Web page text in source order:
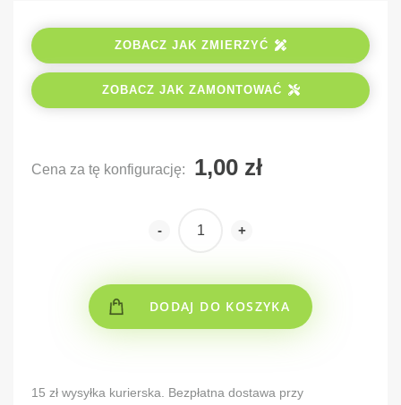
ZOBACZ JAK ZMIERZYĆ
ZOBACZ JAK ZAMONTOWAĆ
Cena za tę konfigurację:
- +
DODAJ DO KOSZYKA
15 zł wysyłka kurierska. Bezpłatna dostawa przy